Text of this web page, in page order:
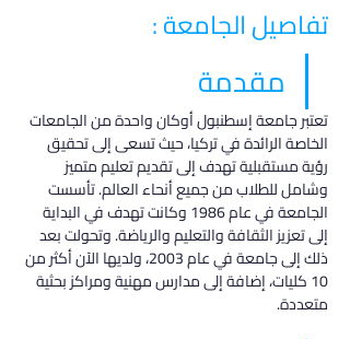
تفاصيل الجامعة :
مقدمة
تعتبر جامعة إسطنبول أوكان واحدة من الجامعات
الخاصة الرائدة في تركيا، حيث تسعى إلى تحقيق
رؤية مستقبلية تهدف إلى تقديم تعليم متميز
وشامل للطلاب من جميع أنحاء العالم. تأسست
الجامعة في عام 1986 وكانت تهدف في البداية
إلى تعزيز الثقافة والتعليم والرياضة. وتحولت بعد
ذلك إلى جامعة في عام 2003، ولديها الآن أكثر من
10 كليات، إضافة إلى مدارس مهنية ومراكز بحثية
متعددة.